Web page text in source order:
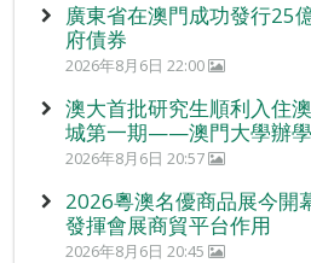
廣東省在澳門成功發行25
府債券
2026年8月6日 22:00
澳大首批研究生順利入住
城第一期——澳門大學辦學
2026年8月6日 20:57
2026粵澳名優商品展今開
發揮會展商貿平台作用
2026年8月6日 20:45